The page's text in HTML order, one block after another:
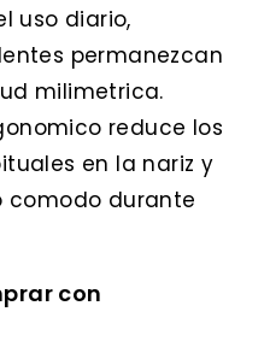
uso diario,
permanezcan
milimetrica.
reduce los
en la nariz y
comodo durante
con